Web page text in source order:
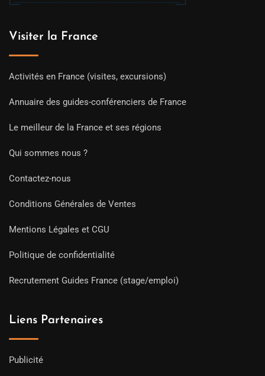
Visiter la France
Activités en France (visites, excursions)
Annuaire des guides-conférenciers de France
Le meilleur de la France et ses régions
Qui sommes nous ?
Contactez-nous
Conditions Générales de Ventes
Mentions Légales et CGU
Politique de confidentialité
Recrutement Guides France (stage/emploi)
Liens Partenaires
Publicité